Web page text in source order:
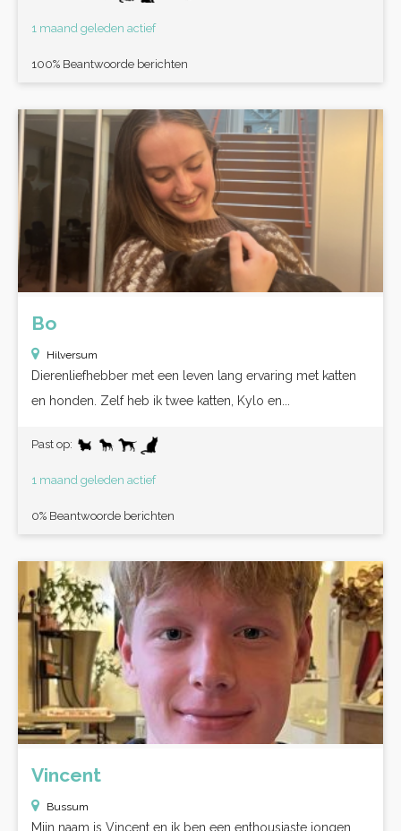
1 maand geleden actief
100% Beantwoorde berichten
Bo
Hilversum
Dierenliefhebber met een leven lang ervaring met katten
en honden. Zelf heb ik twee katten, Kylo en...
Past op:
1 maand geleden actief
0% Beantwoorde berichten
Vincent
Bussum
Mijn naam is Vincent en ik ben een enthousiaste jongen